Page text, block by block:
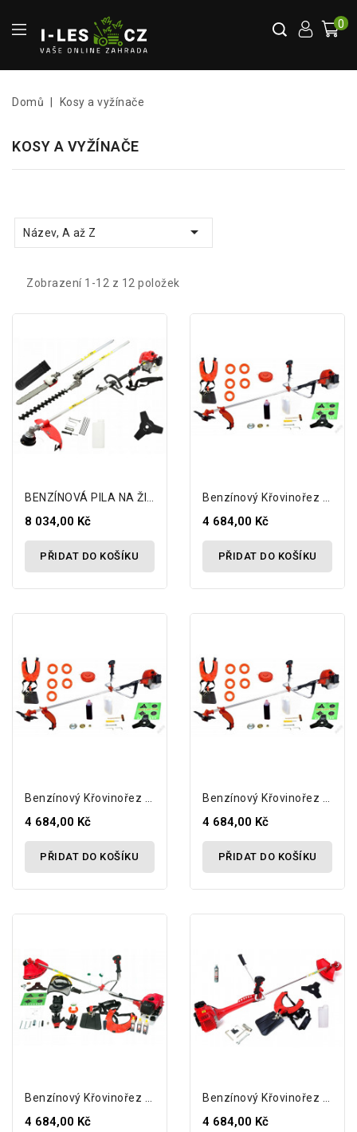
0
Domů Kosy a vyžínače
KOSY A VYŽÍNAČE
Název, A až Z 
Zobrazení 1-12 z 12 položek
BENZÍNOVÁ PILA NA ŽIVÝ PLOT 4V1 5KM 3L
8 034,00 Kč
PŘIDAT DO KOŠÍKU
Benzínový Křovinořez GERMAN BC520B 5,2 Hp...
4 684,00 Kč
PŘIDAT DO KOŠÍKU
4 684,00 Kč
PŘIDAT DO KOŠÍKU
4 684,00 Kč
PŘIDAT DO KOŠÍKU
4 684,00 Kč 4 684,00 Kč